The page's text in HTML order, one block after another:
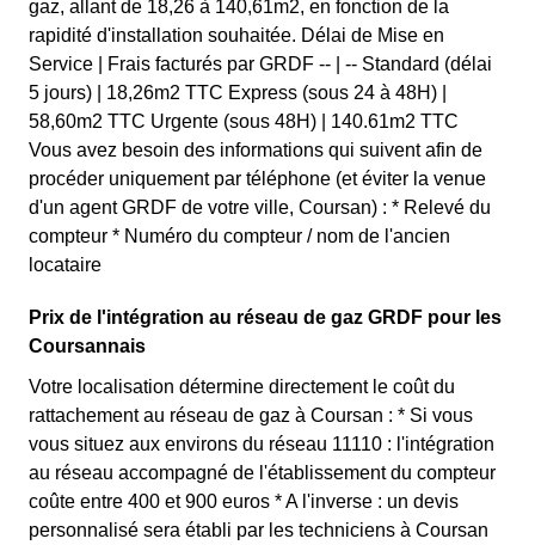
gaz, allant de 18,26 à 140,61m2, en fonction de la
rapidité d'installation souhaitée. Délai de Mise en
Service | Frais facturés par GRDF -- | -- Standard (délai
5 jours) | 18,26m2 TTC Express (sous 24 à 48H) |
58,60m2 TTC Urgente (sous 48H) | 140.61m2 TTC
Vous avez besoin des informations qui suivent afin de
procéder uniquement par téléphone (et éviter la venue
d'un agent GRDF de votre ville, Coursan) : * Relevé du
compteur * Numéro du compteur / nom de l'ancien
locataire
Prix de l'intégration au réseau de gaz GRDF pour les
Coursannais
Votre localisation détermine directement le coût du
rattachement au réseau de gaz à Coursan : * Si vous
vous situez aux environs du réseau 11110 : l'intégration
au réseau accompagné de l'établissement du compteur
coûte entre 400 et 900 euros * A l'inverse : un devis
personnalisé sera établi par les techniciens à Coursan